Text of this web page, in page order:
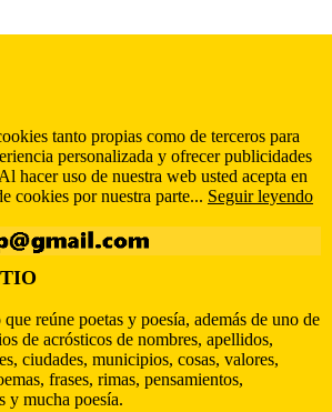
tanto propias como de terceros para
personalizada y ofrecer publicidades
hacer uso de nuestra web usted acepta en
cookies por nuestra parte... Seguir leyendo
reúne poetas y poesía, además de uno de
de acrósticos de nombres, apellidos,
ciudades, municipios, cosas, valores,
frases, rimas, pensamientos,
y mucha poesía.